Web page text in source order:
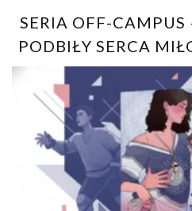
SERIA OFF-CAMPUS
PODBIŁY SERCA